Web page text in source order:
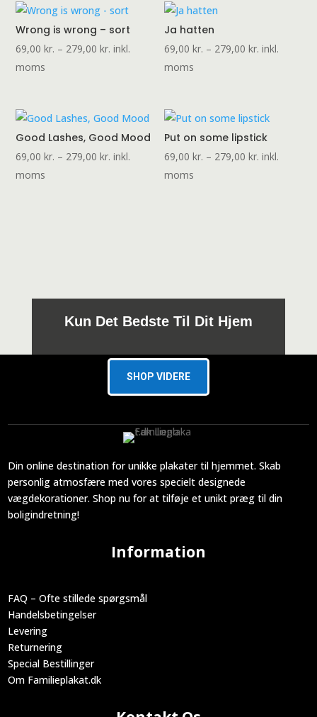
Wrong is wrong – sort
69,00kr. – 279,00kr. Prisinterval:
inkl.
moms
Ja hatten
69,00kr. – 279,00kr. Prisinterval:
inkl.
moms
Good Lashes, Good Mood
69,00kr. – 279,00kr. Prisinterval:
inkl.
moms
Put on some lipstick
69,00kr. – 279,00kr. Prisinterval:
inkl.
moms
Kun Det Bedste Til Dit Hjem
SHOP VIDERE
Din online destination for unikke plakater til hjemmet. Skab
personlig atmosfære med vores specielt designede
vægdekorationer. Shop nu for at tilføje et unikt præg til din
boligindretning!
Information
FAQ – Ofte stillede spørgsmål
Handelsbetingelser
Levering
Returnering
Special Bestillinger
Om Familieplakat.dk